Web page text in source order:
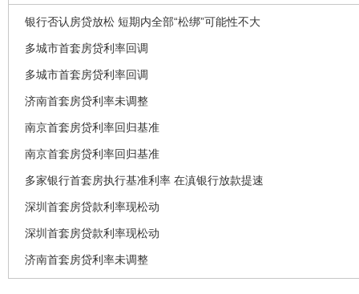
银行否认房贷放松 短期内全部“松绑”可能性不大
多城市首套房贷利率回调
多城市首套房贷利率回调
济南首套房贷利率未调整
南京首套房贷利率回归基准
南京首套房贷利率回归基准
多家银行首套房执行基准利率 在滇银行放款提速
深圳首套房贷款利率现松动
深圳首套房贷款利率现松动
济南首套房贷利率未调整